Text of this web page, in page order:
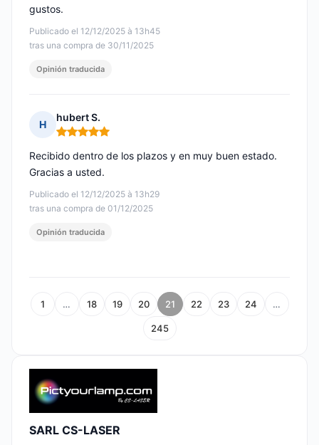
Publicado el 12/12/2025 à 13h45
tras una compra de 30/11/2025
gustos.
Opinión traducida
H
hubert S.
Nota: 5 de 5
Publicado el 12/12/2025 à 13h29
tras una compra de 01/12/2025
Recibido dentro de los plazos y en muy buen estado.
Gracias a usted.
Opinión traducida
1 … 18 19 20 21 22 23 24 …
245
SARL CS-LASER